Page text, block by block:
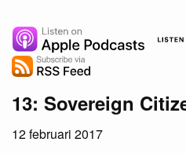
13: Sovereign
12 februari 2017